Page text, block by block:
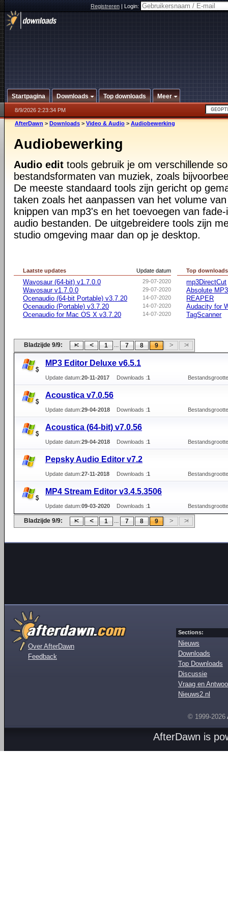
Registreren|Login:
Startpagina Downloads Top downloads Meer
8/9/2026 2:23:34 PM
AfterDawn > Downloads > Video & Audio > Audiobewerking
Audiobewerking
Audio edit tools gebruik je om verschillende
bestandsformaten van muziek, zoals
De meeste standaard tools zijn gericht op
taken zoals het aanpassen van het volume
knippen van mp3's en het toevoegen van
audio bestanden. De uitgebreidere tools zijn
studio omgeving maar dan op je desktop.
Update datum
Laatste updates
29-07-2020
Wavosaur (64-bit) v1.7.0.0
29-07-2020
Wavosaur v1.7.0.0
14-07-2020
Ocenaudio (64-bit Portable) v3.7.20
14-07-2020
Ocenaudio (Portable) v3.7.20
14-07-2020
Ocenaudio for Mac OS X v3.7.20
Top downloads
mp3DirectCut
Absolute
REAPER
Audacity for
TagScanner
Bladzijde 9/9: 1 ... 7 8 9
MP3 Editor Deluxe v6.5.1
Update datum:20-11-2017 Downloads :1
Acoustica v7.0.56
Update datum:29-04-2018 Downloads :1
Acoustica (64-bit) v7.0.56
Update datum:29-04-2018 Downloads :1
Pepsky Audio Editor v7.2
Update datum:27-11-2018 Downloads :1
MP4 Stream Editor v3.4.5.3506
Update datum:09-03-2020 Downloads :1
Bladzijde 9/9: 1 ... 7 8 9
Over AfterDawn
Feedback
Sections:
Nieuws
Downloads
Top Downloads
Discussie
Vraag en
Nieuws2.nl
© 1999-2026
AfterDawn is